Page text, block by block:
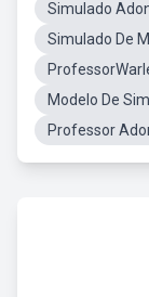
Simulado
Simulado De
Modelo De
Professor